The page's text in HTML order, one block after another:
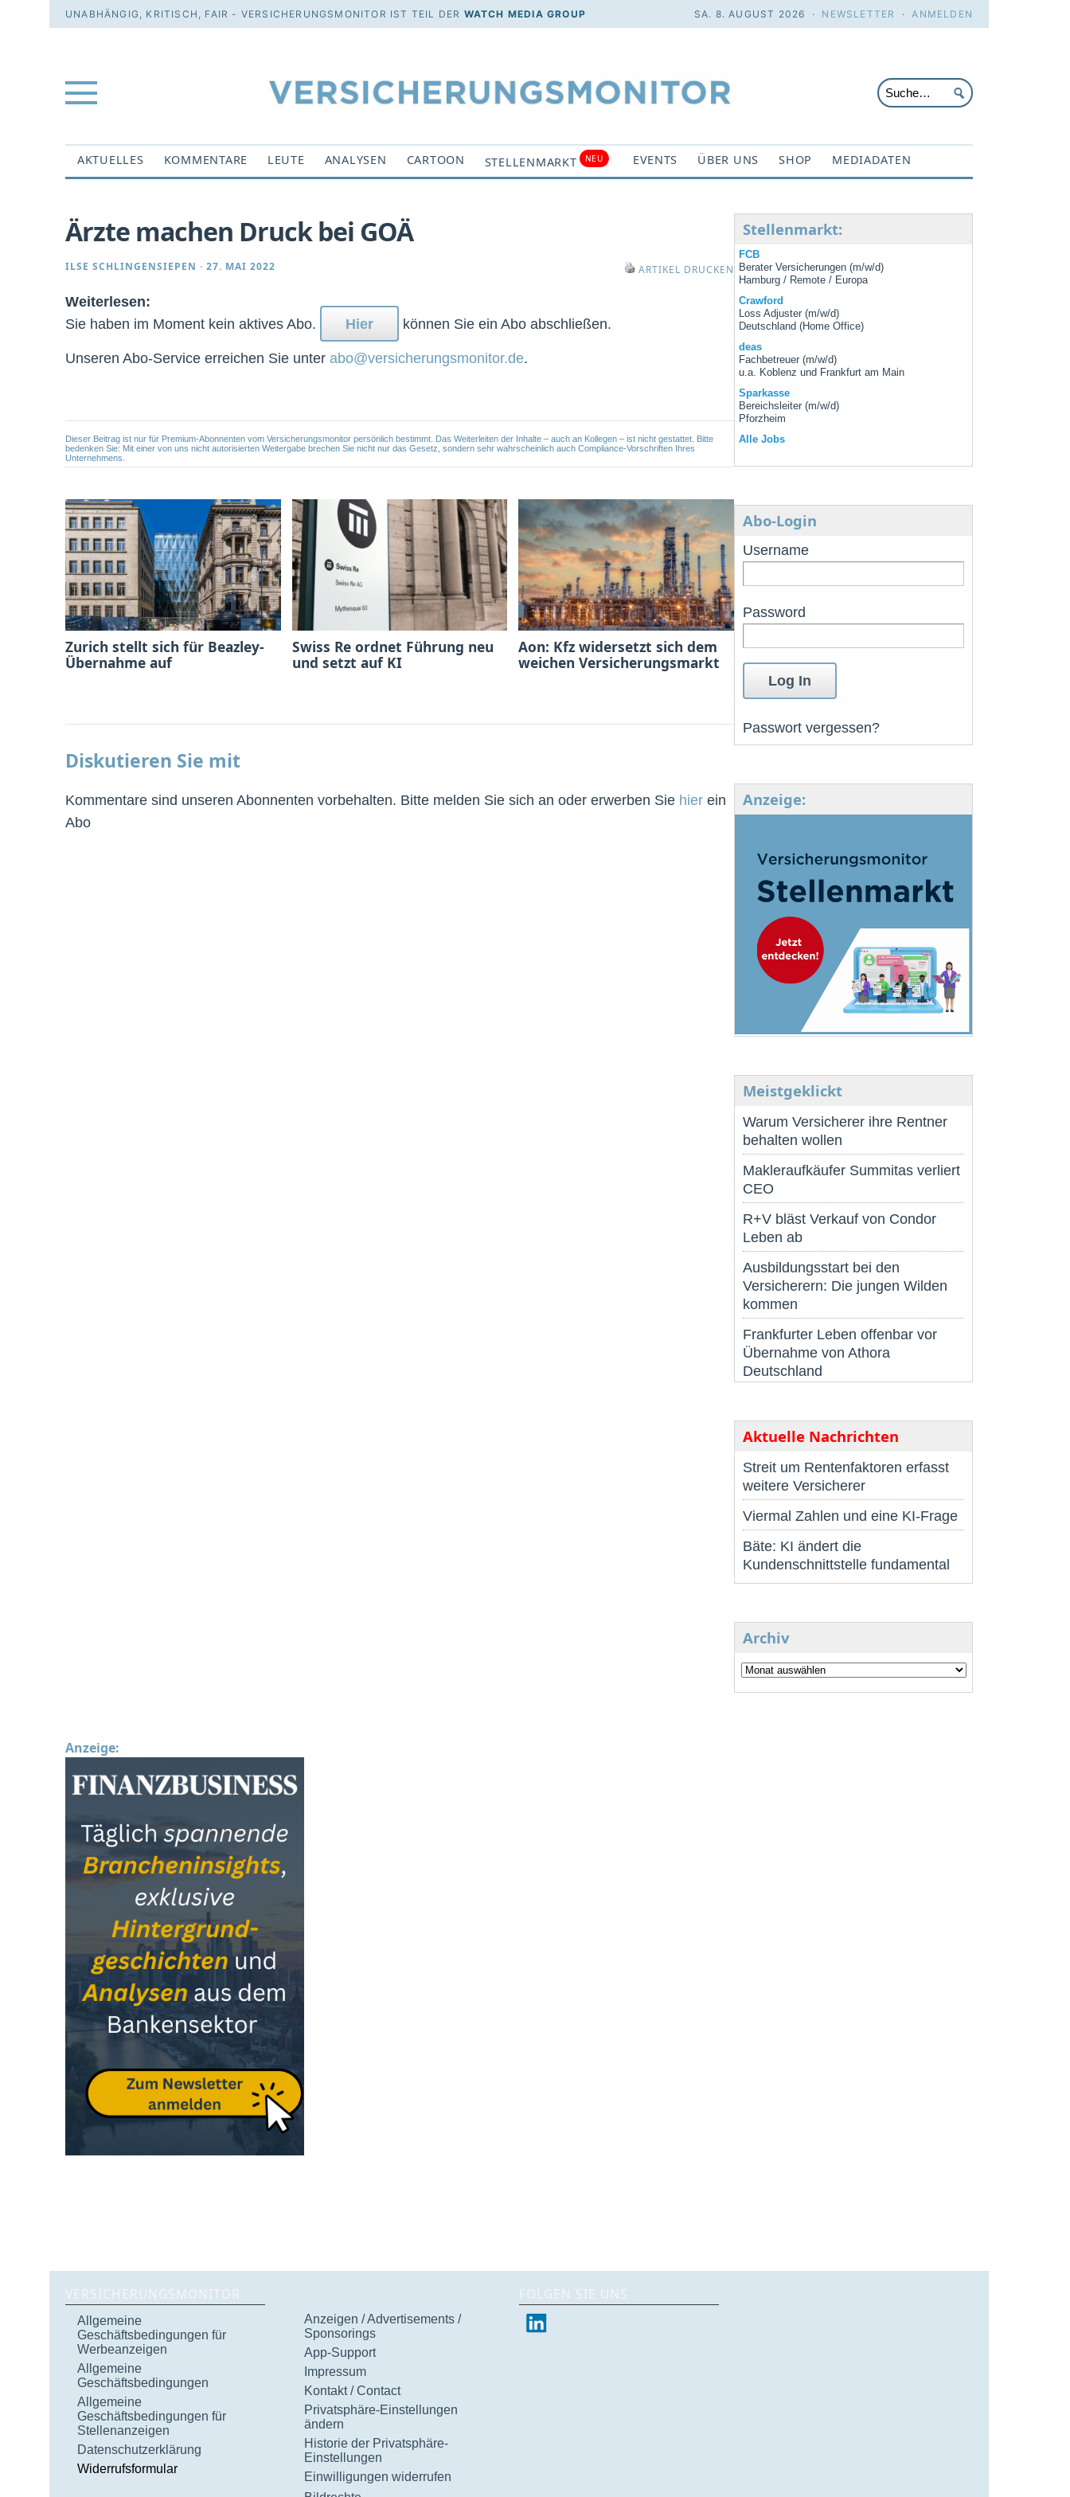
UNABHÄNGIG, KRITISCH, FAIR - VERSICHERUNGSMONITOR IST TEIL DER WATCH MEDIA GROUP SA. 8. AUGUST 2026 · NEWSLETTER ·ANMELDEN
AKTUELLES KOMMENTARE LEUTE ANALYSEN CARTOON STELLENMARKT NEU EVENTS ÜBER UNS SHOP MEDIADATEN
Ärzte machen Druck bei GOÄ
ILSE SCHLINGENSIEPEN · 27. MAI 2022 ARTIKEL DRUCKEN
Weiterlesen:
Sie haben im Moment kein aktives Abo.
Hier können Sie ein Abo abschließen.
Unseren Abo-Service erreichen Sie unter abo@versicherungsmonitor.de.
Dieser Beitrag ist nur für Premium-Abonnenten vom Versicherungsmonitor persönlich bestimmt. Das Weiterleiten der Inhalte – auch an Kollegen – ist nicht gestattet. Bitte
bedenken Sie: Mit einer von uns nicht autorisierten Weitergabe brechen Sie nicht nur das Gesetz, sondern sehr wahrscheinlich auch Compliance-Vorschriften Ihres
Unternehmens.
Zurich stellt sich für Beazley-
Übernahme auf
Swiss Re ordnet Führung neu
und setzt auf KI
Aon: Kfz widersetzt sich dem
weichen Versicherungsmarkt
Diskutieren Sie mit
Kommentare sind unseren Abonnenten vorbehalten. Bitte melden Sie sich an oder erwerben Sie hier ein
Abo
Stellenmarkt:
FCB
Berater Versicherungen (m/w/d)
Hamburg / Remote / Europa
Crawford
Loss Adjuster (m/w/d)
Deutschland (Home Office)
deas
Fachbetreuer (m/w/d)
u.a. Koblenz und Frankfurt am Main
Sparkasse
Bereichsleiter (m/w/d)
Pforzheim
Alle Jobs
Abo-Login
Username
Password
Passwort vergessen?
Anzeige:
Meistgeklickt
Warum Versicherer ihre Rentner
behalten wollen
Makleraufkäufer Summitas verliert
CEO
R+V bläst Verkauf von Condor
Leben ab
Ausbildungsstart bei den
Versicherern: Die jungen Wilden
kommen
Frankfurter Leben offenbar vor
Übernahme von Athora
Deutschland
Aktuelle Nachrichten
Streit um Rentenfaktoren erfasst
weitere Versicherer
Viermal Zahlen und eine KI-Frage
Bäte: KI ändert die
Kundenschnittstelle fundamental
Archiv
Anzeige:
VERSICHERUNGSMONITOR
Allgemeine
Geschäftsbedingungen für
Werbeanzeigen
Allgemeine
Geschäftsbedingungen
Allgemeine
Geschäftsbedingungen für
Stellenanzeigen
Datenschutzerklärung
Widerrufsformular
Anzeigen / Advertisements /
Sponsorings
App-Support
Impressum
Kontakt / Contact
Privatsphäre-Einstellungen
ändern
Historie der Privatsphäre-
Einstellungen
Einwilligungen widerrufen
FOLGEN SIE UNS